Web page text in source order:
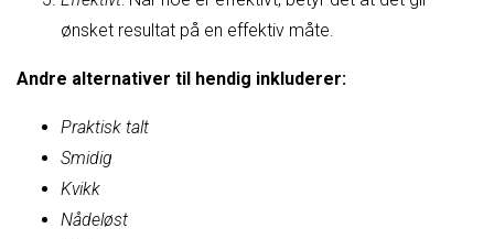
ønsket resultat på en effektiv måte.
Andre alternativer til hendig inkluderer:
Praktisk talt
Smidig
Kvikk
Nådeløst